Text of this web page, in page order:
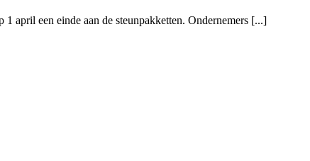
april een einde aan de steunpakketten. Ondernemers [...]